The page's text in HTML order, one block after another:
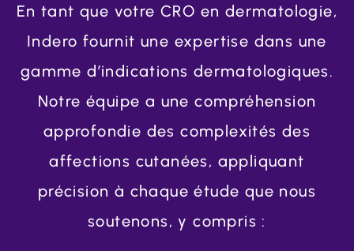
En tant que votre CRO en dermatologie,
Indero fournit une expertise dans une
gamme d’indications dermatologiques.
Notre équipe a une compréhension
approfondie des complexités des
affections cutanées, appliquant
précision à chaque étude que nous
soutenons, y compris :